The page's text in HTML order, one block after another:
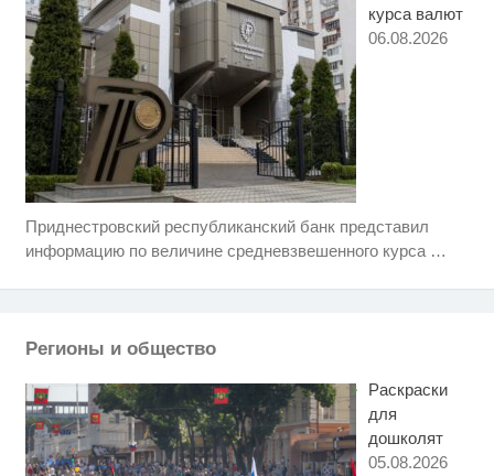
курса валют
06.08.2026
Приднестровский республиканский банк представил
информацию по величине средневзвешенного курса …
Регионы и общество
Раскраски
для
дошколят
05.08.2026
i
Скрытая камера на пляже
когда их не видят...
Ролик длится несколько секунд,
Этот танец невесты оставит вас